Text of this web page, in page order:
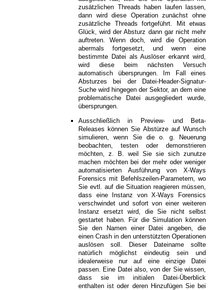
zusätzlichen Threads haben laufen lassen,
dann wird diese Operation zunächst ohne
zusätzliche Threads fortgeführt. Mit etwas
Glück, wird der Absturz dann gar nicht mehr
auftreten. Wenn doch, wird die Operation
abermals fortgesetzt, und wenn eine
bestimmte Datei als Auslöser erkannt wird,
wird diese beim nächsten Versuch
automatisch übersprungen. Im Fall eines
Absturzes bei der Datei-Header-Signatur-
Suche wird hingegen der Sektor, an dem eine
problematische Datei ausgegliedert wurde,
übersprungen.
Ausschließlich in Preview- und Beta-
Releases können Sie Abstürze auf Wunsch
simulieren, wenn Sie die o. g. Neuerung
beobachten, testen oder demonstrieren
möchten, z. B. weil Sie sie sich zunutze
machen möchten bei der mehr oder weniger
automatisierten Ausführung von X-Ways
Forensics mit Befehlszeilen-Parametern, wo
Sie evtl. auf die Situation reagieren müssen,
dass eine Instanz von X-Ways Forensics
verschwindet und sofort von einer weiteren
Instanz ersetzt wird, die Sie nicht selbst
gestartet haben. Für die Simulation können
Sie den Namen einer Datei angeben, die
einen Crash in den unterstützten Operationen
auslösen soll. Dieser Dateiname sollte
natürlich möglichst eindeutig sein und
idealerweise nur auf eine einzige Datei
passen. Eine Datei also, von der Sie wissen,
dass sie im initialen Datei-Überblick
enthalten ist oder deren Hinzufügen Sie bei